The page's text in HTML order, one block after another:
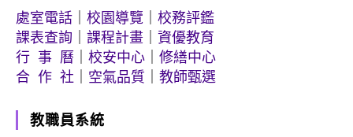
處室電話
校園導覽
校務評鑑
課表查詢
課程計畫
資優教育
行 事 曆
校安中心
修繕中心
合 作 社
空氣品質 教師甄選
教職員系統